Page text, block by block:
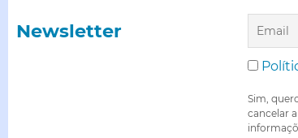
Newsletter
Sim,
cancelar